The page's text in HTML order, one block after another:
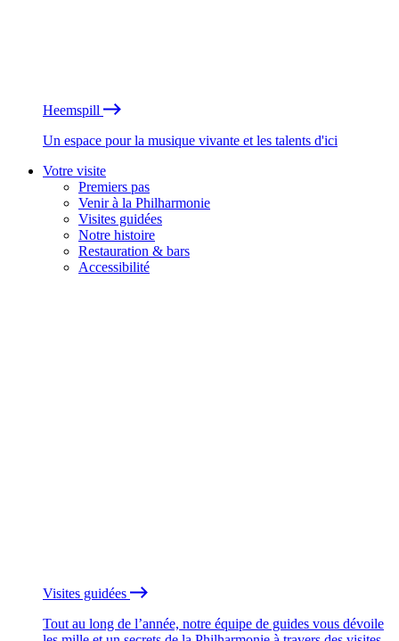
Heemspill
Un espace pour la musique vivante et les talents d'ici
Votre visite
Premiers pas
Venir à la Philharmonie
Visites guidées
Notre histoire
Restauration & bars
Accessibilité
Visites guidées
Tout au long de l’année, notre équipe de guides vous dévoile